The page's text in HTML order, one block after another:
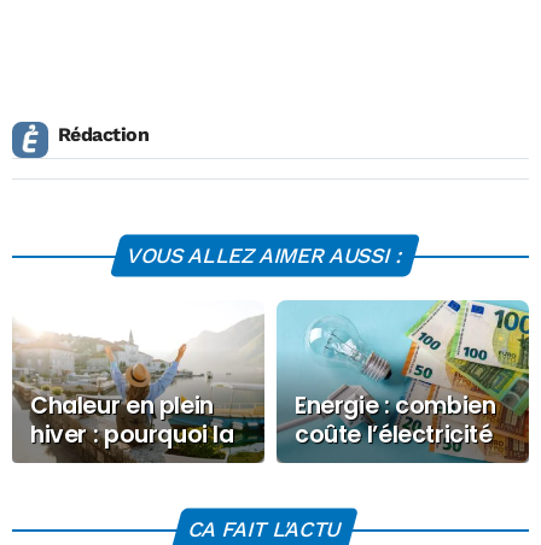
Rédaction
VOUS ALLEZ AIMER AUSSI :
Chaleur en plein
hiver : pourquoi la
France bat des
Energie : combien
coûte l’électricité
ce Lundi 8
CA FAIT L'ACTU